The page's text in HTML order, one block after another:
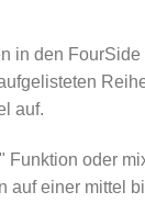
in den
auf.
Funktion oder
auf einer mittel